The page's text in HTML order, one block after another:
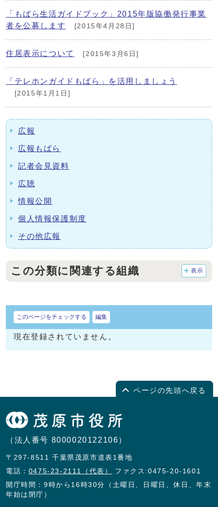
「もばら生活ガイドブック」2015年版協働発行事業
者を公募します
[2015年4月28日]
住居表示について [2015年3月6日]
「テレホンガイドもばら」を活用しましょう
[2015年1月1日]
広報
広報もばら
記者会見資料
広聴
情報公開
個人情報保護制度
その他広報
この分類に関連する組織 表示
このページをチェックする 編集
現在登録されていません。
ページの先頭へ戻る
（法人番号 8000020122106）
〒297-8511 千葉県茂原市道表1番地
電話： 0475-23-2111（代表）
ファクス:0475-20-1601
開庁時間：9時から16時30分（土曜日、日曜日、休日、年末
年始は閉庁）